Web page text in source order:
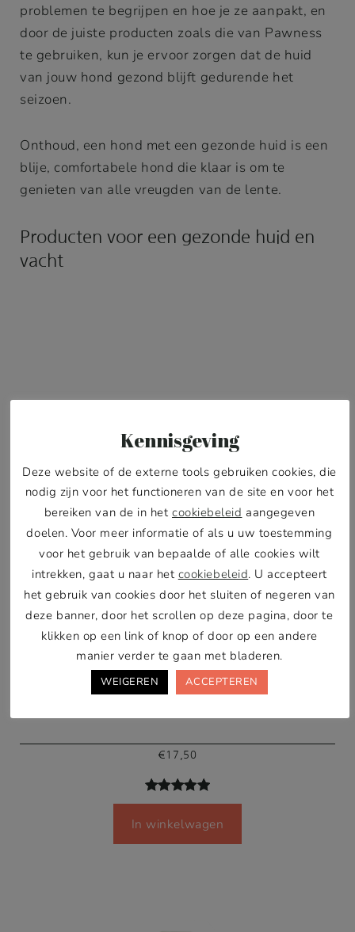
problemen te begrijpen en hoe je ze aanpakt, en
door de juiste producten zoals die van Pawness
te gebruiken, kun je ervoor zorgen dat de huid
van jouw hond gezond blijft gedurende het
seizoen.
Onthoud, een hond met een gezonde huid is een
blije, comfortabele hond die klaar is om te
genieten van alle vreugden van de lente.
Producten voor een gezonde huid en
vacht
€ 17,50
Gewaardeer
d5.00op
5
6
In winkelwagen
Kennisgeving
Deze website of de externe tools gebruiken cookies, die
nodig zijn voor het functioneren van de site en voor het
bereiken van de in het cookiebeleid aangegeven
doelen. Voor meer informatie of als u uw toestemming
voor het gebruik van bepaalde of alle cookies wilt
intrekken, gaat u naar het cookiebeleid. U accepteert
het gebruik van cookies door het sluiten of negeren van
deze banner, door het scrollen op deze pagina, door te
klikken op een link of knop of door op een andere
manier verder te gaan met bladeren.
WEIGEREN ACCEPTEREN